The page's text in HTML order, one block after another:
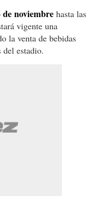
noviembre hasta las
vigente una
la venta de bebidas
estadio.